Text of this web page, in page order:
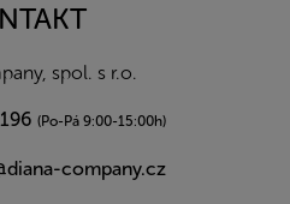
spol. s r.o.
(Po-Pá 9:00-15:00h)
company.cz